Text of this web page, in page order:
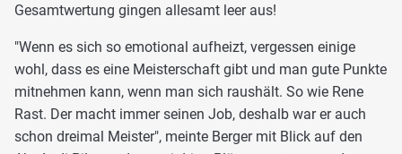
Gesamtwertung gingen allesamt leer aus!
"Wenn es sich so emotional aufheizt, vergessen einige
wohl, dass es eine Meisterschaft gibt und man gute Punkte
mitnehmen kann, wenn man sich raushält. So wie Rene
Rast. Der macht immer seinen Job, deshalb war er auch
schon dreimal Meister", meinte Berger mit Blick auf den